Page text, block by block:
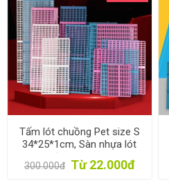
Tấm lót chuồng Pet size S
34*25*1cm, Sàn nhựa lót
cho vật nuôi, thú cưng
300.000đ Từ 22.000đ